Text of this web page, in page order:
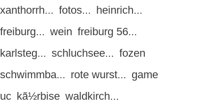
xanthorrh... fotos... heinrich...
freiburg... wein freiburg 56...
karlsteg... schluchsee... fozen
schwimmba... rote wurst... game
uc kã½rbise waldkirch...